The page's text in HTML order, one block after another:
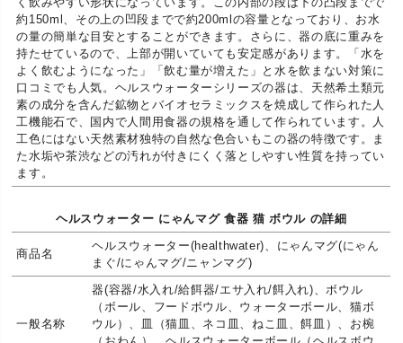
約150ml、その上の凹段までで約200mlの容量となっており、お水
の量の簡単な目安とすることができます。さらに、器の底に重みを
持たせているので、上部が開いていても安定感があります。「水を
よく飲むようになった」「飲む量が増えた」と水を飲まない対策に
口コミでも人気。ヘルスウォーターシリーズの器は、天然希土類元
素の成分を含んだ鉱物とバイオセラミックスを焼成して作られた人
工機能石で、国内で人間用食器の規格を通して作られています。人
工色にはない天然素材独特の自然な色合いもこの器の特徴です。ま
た水垢や茶渋などの汚れが付きにくく落としやすい性質を持ってい
ます。
ヘルスウォーター にゃんマグ 食器 猫 ボウル の詳細
商品名
ヘルスウォーター(healthwater)、にゃんマグ(にゃん
まぐ/にゃんマグ/ニャンマグ)
一般名称
器(容器/水入れ/給餌器/エサ入れ/餌入れ)、ボウル
（ボール、フードボウル、ウォーターボール、猫ボ
ウル）、皿（猫皿、ネコ皿、ねこ皿、餌皿）、お椀